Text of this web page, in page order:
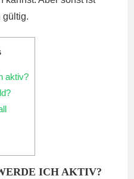
gültig.
aktiv?
ICH AKTIV?